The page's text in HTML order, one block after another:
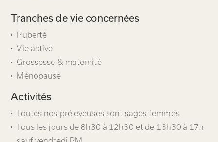
Tranches de vie concernées
Puberté
Vie active
Grossesse & maternité
Ménopause
Activités
Toutes nos préleveuses sont sages-femmes
Tous les jours de 8h30 à 12h30 et de 13h30 à 17h